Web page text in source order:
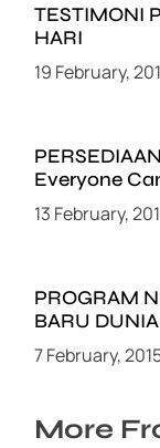
TESTIMONI
HARI
19 February,
Everyone
13 February,
PROGRAM
BARU
7 February,
More